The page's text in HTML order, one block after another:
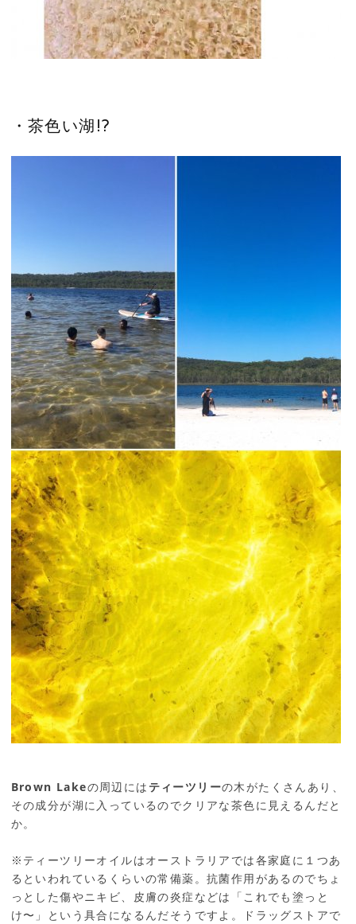
・茶色い湖!?
Brown Lakeの周辺には ティーツリーの木がたくさんあり、
その成分が湖に入っているのでクリアな茶色に見えるんだと
か。
※ティーツリーオイルはオーストラリアでは各家庭に１つあ
るといわれているくらいの常備薬。抗菌作用があるのでちょ
っとした傷やニキビ、皮膚の炎症などは「これでも塗っと
け〜」という具合になるんだそうですよ。ドラッグストアで